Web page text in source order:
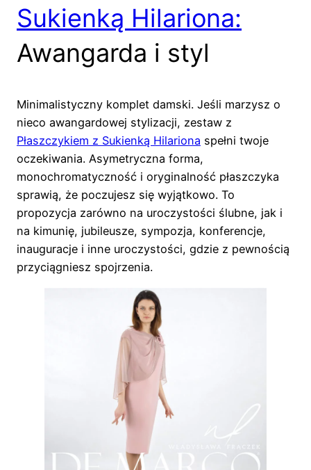
Sukienką Hilariona:
Awangarda i styl
Minimalistyczny komplet damski. Jeśli marzysz o
nieco awangardowej stylizacji, zestaw z
Płaszczykiem z Sukienką Hilariona spełni twoje
oczekiwania. Asymetryczna forma,
monochromatyczność i oryginalność płaszczyka
sprawią, że poczujesz się wyjątkowo. To
propozycja zarówno na uroczystości ślubne, jak i
na kimunię, jubileusze, sympozja, konferencje,
inauguracje i inne uroczystości, gdzie z pewnością
przyciągniesz spojrzenia.